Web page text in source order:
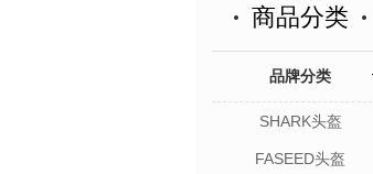
商品分类
品牌分类
SHARK头盔
FASEED头盔